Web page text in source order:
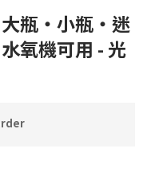
3
2
1
瓶・小瓶・迷
氧機可用 - 光